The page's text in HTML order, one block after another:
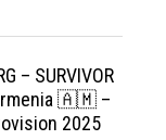
– SURVIVOR
🇦🇲 –
2025